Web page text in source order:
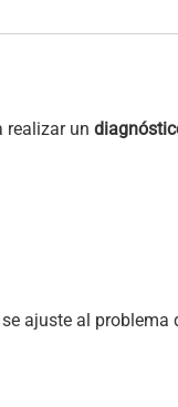
realizar un
ajuste al